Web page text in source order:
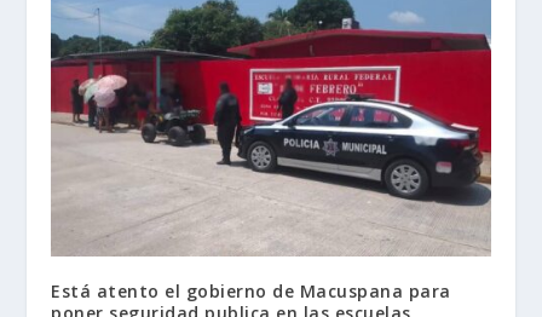
Está atento el gobierno de Macuspana para